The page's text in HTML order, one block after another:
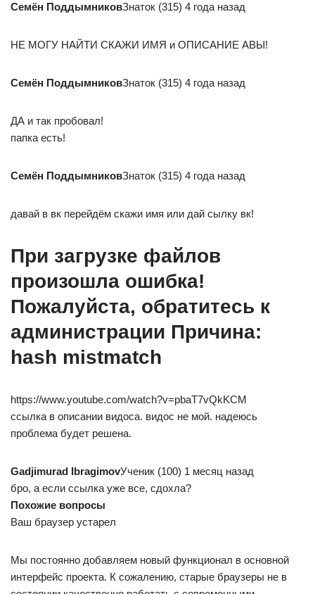
Семён ПоддымниковЗнаток (315) 4 года назад
НЕ МОГУ НАЙТИ СКАЖИ ИМЯ и ОПИСАНИЕ АВЫ!
Семён ПоддымниковЗнаток (315) 4 года назад
ДА и так пробовал!
папка есть!
Семён ПоддымниковЗнаток (315) 4 года назад
давай в вк перейдём скажи имя или дай сылку вк!
При загрузке файлов
произошла ошибка!
Пожалуйста, обратитесь к
администрации Причина:
hash mistmatch
https://www.youtube.com/watch?v=pbaT7vQkKCM
ссылка в описании видоса. видос не мой. надеюсь
проблема будет решена.
Gadjimurad IbragimovУченик (100) 1 месяц назад
бро, а если ссылка уже все, сдохла?
Похожие вопросы
Ваш браузер устарел
Мы постоянно добавляем новый функционал в основной
интерфейс проекта. К сожалению, старые браузеры не в